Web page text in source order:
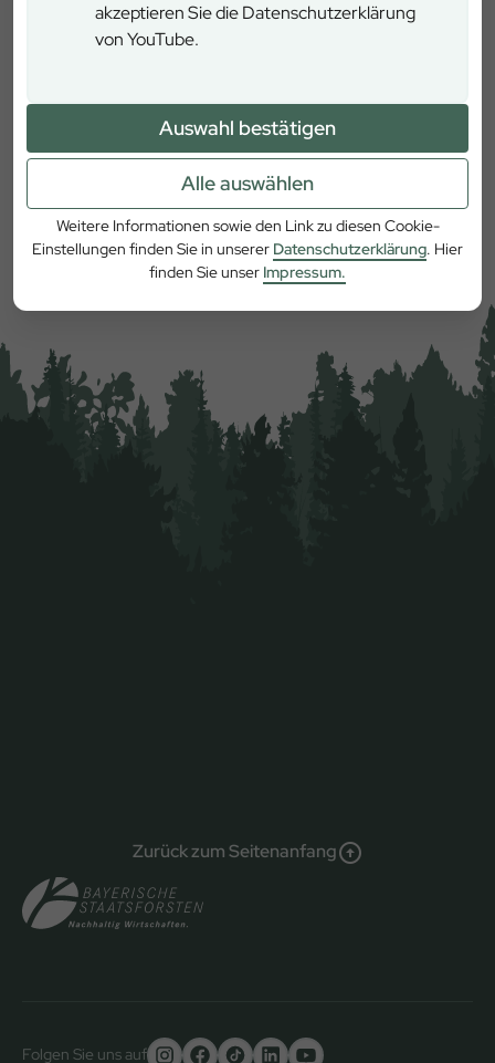
akzeptieren Sie die Datenschutzerklärung
von YouTube.
Auswahl bestätigen
Alle auswählen
Weitere Informationen sowie den Link zu diesen Cookie-
Einstellungen finden Sie in unserer Datenschutzerklärung. Hier
finden Sie unser Impressum.
Mehr erfahren
Zurück zum Seitenanfang
Folgen Sie uns auf